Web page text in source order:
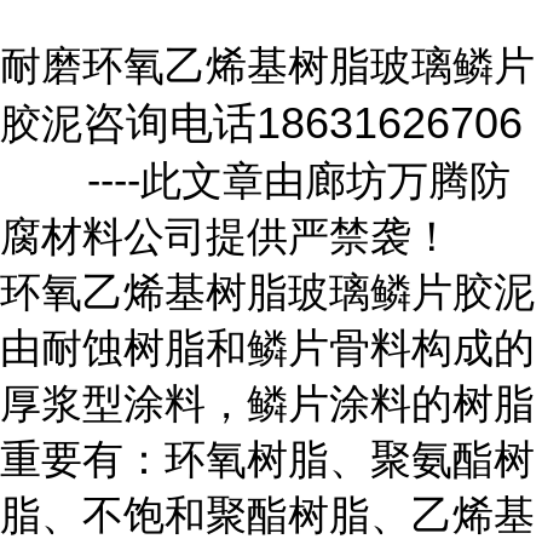
耐磨环氧乙烯基树脂玻璃鳞片
胶泥咨询电话18631626706
----此文章由廊坊万腾防
腐材料公司提供严禁袭！
环氧乙烯基树脂玻璃鳞片胶泥
由耐蚀树脂和鳞片骨料构成的
厚浆型涂料，鳞片涂料的树脂
重要有：环氧树脂、聚氨酯树
脂、不饱和聚酯树脂、乙烯基